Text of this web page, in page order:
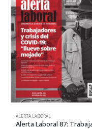
ALERTA LABORAL